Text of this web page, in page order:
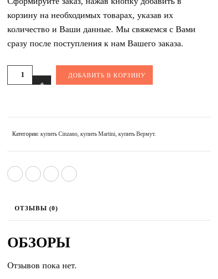
корзину на необходимых товарах, указав их
количество и Ваши данные. Мы свяжемся с Вами
сразу после поступления к нам Вашего заказа.
ДОБАВИТЬ В КОРЗИНУ
Категории: купить Cinzano, купить Martini, купить Вермут.
ОТЗЫВЫ (0)
ОБЗОРЫ
Отзывов пока нет.